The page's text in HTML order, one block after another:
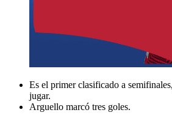
Es el primer clasificado a
jugar.
Arguello marcó tres goles.